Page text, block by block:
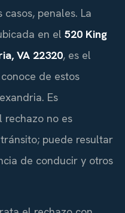
penales. La
en el 520 King
VA 22320, es el
de estos
Es
no es
puede resultar
de conducir y otros